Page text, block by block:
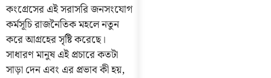
কংগ্রেসের এই সরাসরি জনসংযোগ
কর্মসূচি রাজনৈতিক মহলে নতুন
করে আগ্রহের সৃষ্টি করেছে।
সাধারণ মানুষ এই প্রচারে কতটা
সাড়া দেন এবং এর প্রভাব কী হয়,